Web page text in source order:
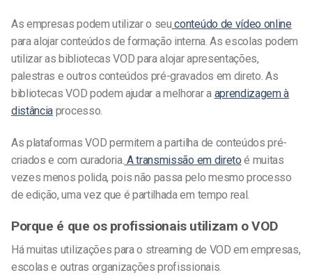
As empresas podem utilizar o seu conteúdo de vídeo online
para alojar conteúdos de formação interna. As escolas podem
utilizar as bibliotecas VOD para alojar apresentações,
palestras e outros conteúdos pré-gravados em direto. As
bibliotecas VOD podem ajudar a melhorar a aprendizagem à
distância processo.
As plataformas VOD permitem a partilha de conteúdos pré-
criados e com curadoria. A transmissão em direto é muitas
vezes menos polida, pois não passa pelo mesmo processo
de edição, uma vez que é partilhada em tempo real.
Porque é que os profissionais utilizam o VOD
Há muitas utilizações para o streaming de VOD em empresas,
escolas e outras organizações profissionais.